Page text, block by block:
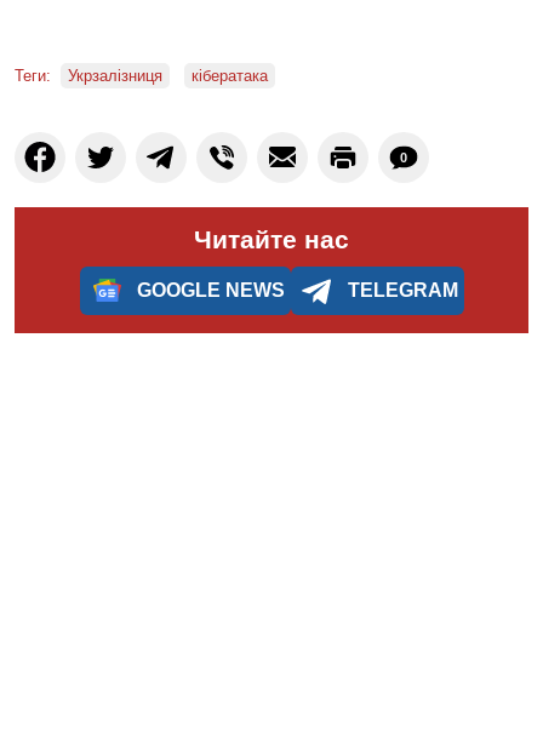
Теги: Укрзалізниця кібератака
0
Читайте нас
GOOGLE NEWS TELEGRAM